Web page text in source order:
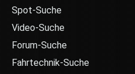
Spot-Suche
Video-Suche
Forum-Suche
Fahrtechnik-Suche